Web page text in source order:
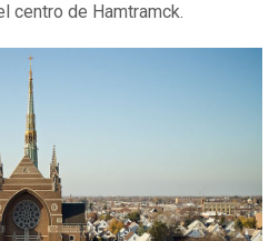
centro de Hamtramck.